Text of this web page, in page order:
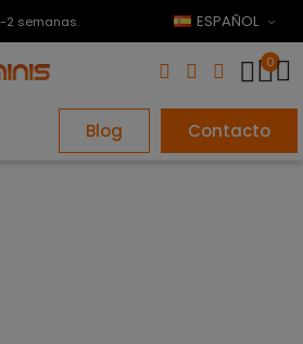
2 semanas. ESPAÑOL
0
Blog Contacto